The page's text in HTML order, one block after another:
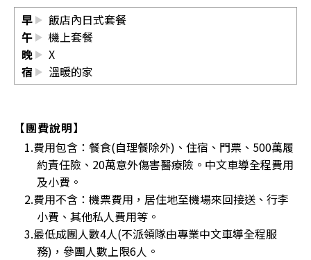
早
飯店內日式套餐
午
機上套餐
晚
X
宿
溫暖的家
【團費說明】
1.費用包含：餐食(自理餐除外)、住宿、門票、500萬履
約責任險、20萬意外傷害醫療險。中文車導全程費用
及小費。
2.費用不含：機票費用，居住地至機場來回接送、行李
小費、其他私人費用等。
3.最低成團人數4人(不派領隊由專業中文車導全程服
務)，參團人數上限6人。